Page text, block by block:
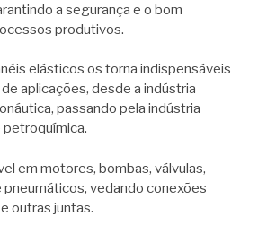
a segurança e o bom
produtivos.
elásticos os torna indispensáveis
aplicações, desde a indústria
passando pela indústria
petroquímica.
em motores, bombas, válvulas,
pneumáticos, vedando conexões
outras juntas.